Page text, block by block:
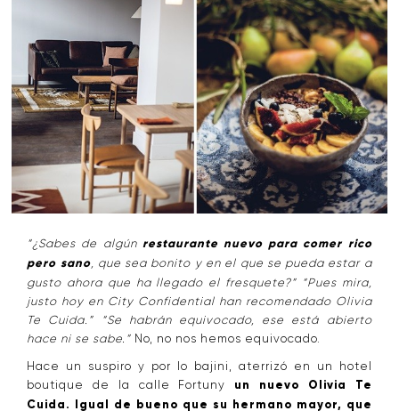
“¿Sabes de algún restaurante nuevo para comer rico
pero sano, que sea bonito y en el que se pueda estar a
gusto ahora que ha llegado el fresquete?” “Pues mira,
justo hoy en City Confidential han recomendado Olivia
Te Cuida.” “Se habrán equivocado, ese está abierto
hace ni se sabe.” No, no nos hemos equivocado.
Hace un suspiro y por lo bajini, aterrizó en un hotel
boutique de la calle Fortuny un nuevo Olivia Te
Cuida. Igual de bueno que su hermano mayor, que